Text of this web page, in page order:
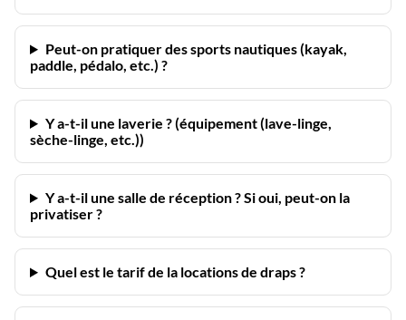
Peut-on pratiquer des sports nautiques (kayak,
paddle, pédalo, etc.) ?
Y a-t-il une laverie ? (équipement (lave-linge,
sèche-linge, etc.))
Y a-t-il une salle de réception ? Si oui, peut-on la
privatiser ?
Quel est le tarif de la locations de draps ?